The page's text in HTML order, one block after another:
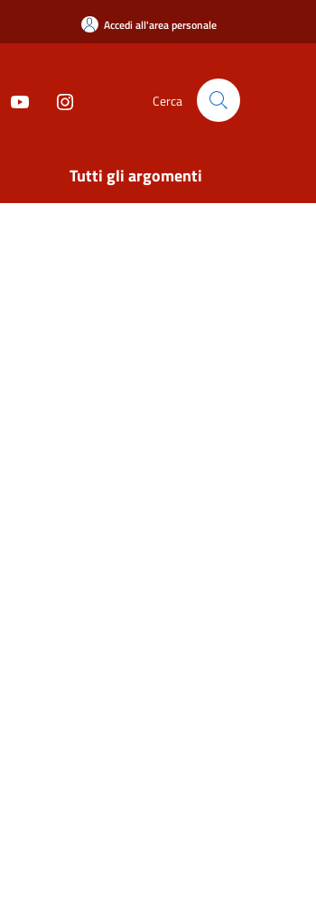
Accedi all'area personale
Cerca
Tutti gli argomenti